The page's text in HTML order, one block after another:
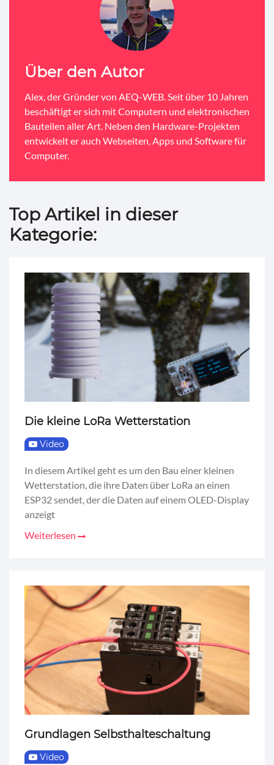
Über den Autor
Alex, der Gründer von AEQ-WEB. Seit über 10 Jahren
beschäftigt er sich mit Computern und elektronischen
Bauteilen aller Art. Neben den Hardware-Projekten
entwickelt er auch Webseiten, Apps und Software für
Computer.
Top Artikel in dieser
Kategorie:
Die kleine LoRa Wetterstation
Video
In diesem Artikel geht es um den Bau einer kleinen
Wetterstation, die ihre Daten über LoRa an einen
ESP32 sendet, der die Daten auf einem OLED-Display
anzeigt
Weiterlesen
Grundlagen Selbsthalteschaltung
Video